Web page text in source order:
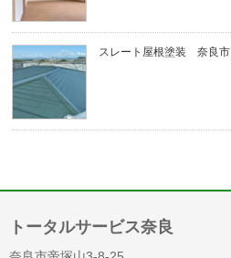
スレート屋根塗装 奈良市
トータルサービス奈良